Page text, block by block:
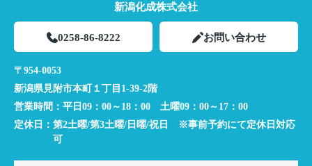
新潟化成株式会社
0258-86-8222 お問い合わせ
〒954-0053
新潟県見附市本町１丁目1-39-2階
営業時間： 平日09：00～18：00 土曜09：00～17：00
定休日： 第2土曜/第3土曜/日曜/祝日 ※事前予約にて定休日対応
可